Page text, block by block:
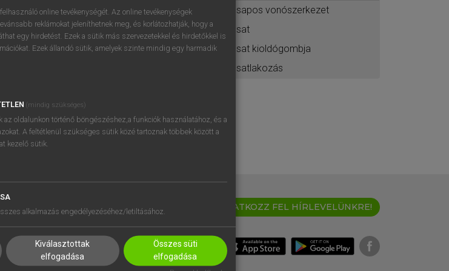
regisztrálok ésbelépek.
REGISZTRÁCIÓ
csapos vonószerkezet
csat
csat kioldógombja
csatlakozás
BEÁLLÍTÁSOK
IRATKOZZ FEL HÍRLEVELÜNKRE!
online tevékenységét. Az online tevékenységek
reklámokat jeleníthetnek meg, és korlátozhatják, hogy a
egy hirdetést. Ezek a sütik más szervezetekkel és hirdetőkkel is
Ezek állandó sütik, amelyek szinte mindig egy harmadik
(mindig szükséges)
az oldalunkon történő böngészéshez,a funkciók használatához, és a
A feltétlenül szükséges sütik közé tartoznak többek között a
kezelő sütik.
alkalmazás engedélyezéséhez/letiltásához.
Kiválasztottak
elfogadása
Összes süti
elfogadása